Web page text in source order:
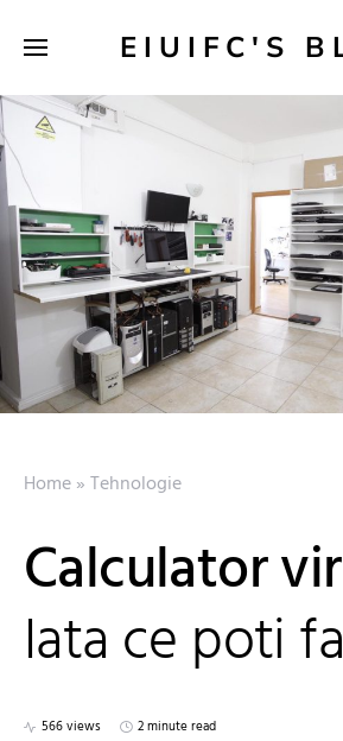
EIUIFC'S
Home»Tehnologie
Calculator
Iata ce poti
566 views 2 minute read